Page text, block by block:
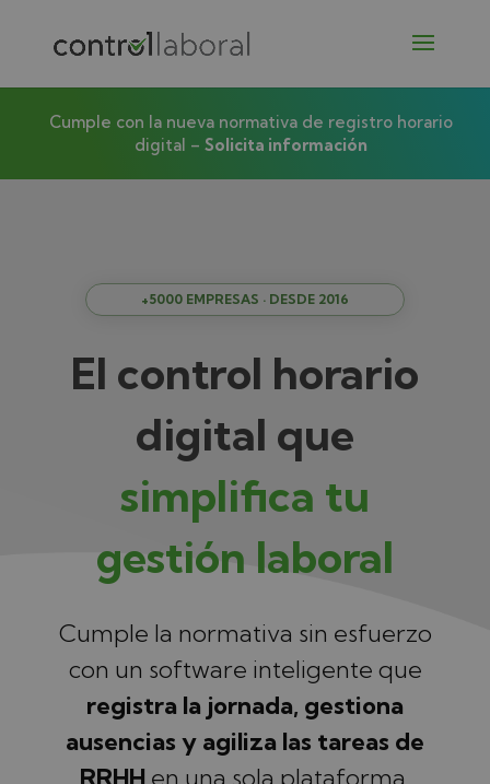
Cumple con la nueva normativa de registro horario
digital –Solicita información
+5000 EMPRESAS · DESDE 2016
El control horario
digital que
simplifica tu
gestión laboral
Cumple la normativa sin esfuerzo
con un software inteligente que
registra la jornada, gestiona
ausencias y agiliza las tareas de
RRHH en una sola plataforma.